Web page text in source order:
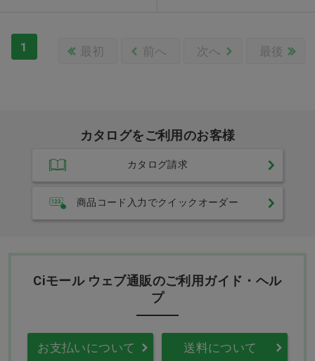
1 最初 前へ 次へ 最後
カタログをご利用のお客様
カタログ請求
商品コード入力でクイックオーダー
Ciモール ウェブ通販のご利用ガイド・ヘル
プ
お支払いについて 送料について